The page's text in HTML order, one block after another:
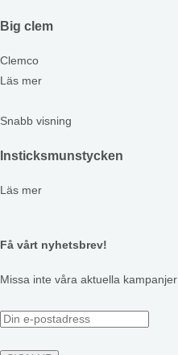
Big clem
Clemco
Läs mer
Snabb visning
Insticksmunstycken
Läs mer
Få vårt nyhetsbrev!
Missa inte våra aktuella kampanjer